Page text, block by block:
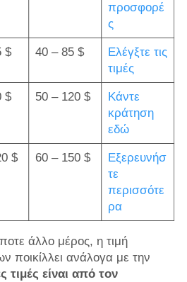
προσφορέ
ς
$ 40 – 85 $
Ελέγξτε τις
τιμές
$ 50 – 120 $
Κάντε
κράτηση
εδώ
$ 60 – 150 $
Εξερευνήσ
τε
περισσότε
ρα
άλλο μέρος, η τιμή
ποικίλλει ανάλογα με την
τιμές είναι από τον